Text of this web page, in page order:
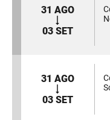
31 AGO
03 SET
31 AGO
03 SET